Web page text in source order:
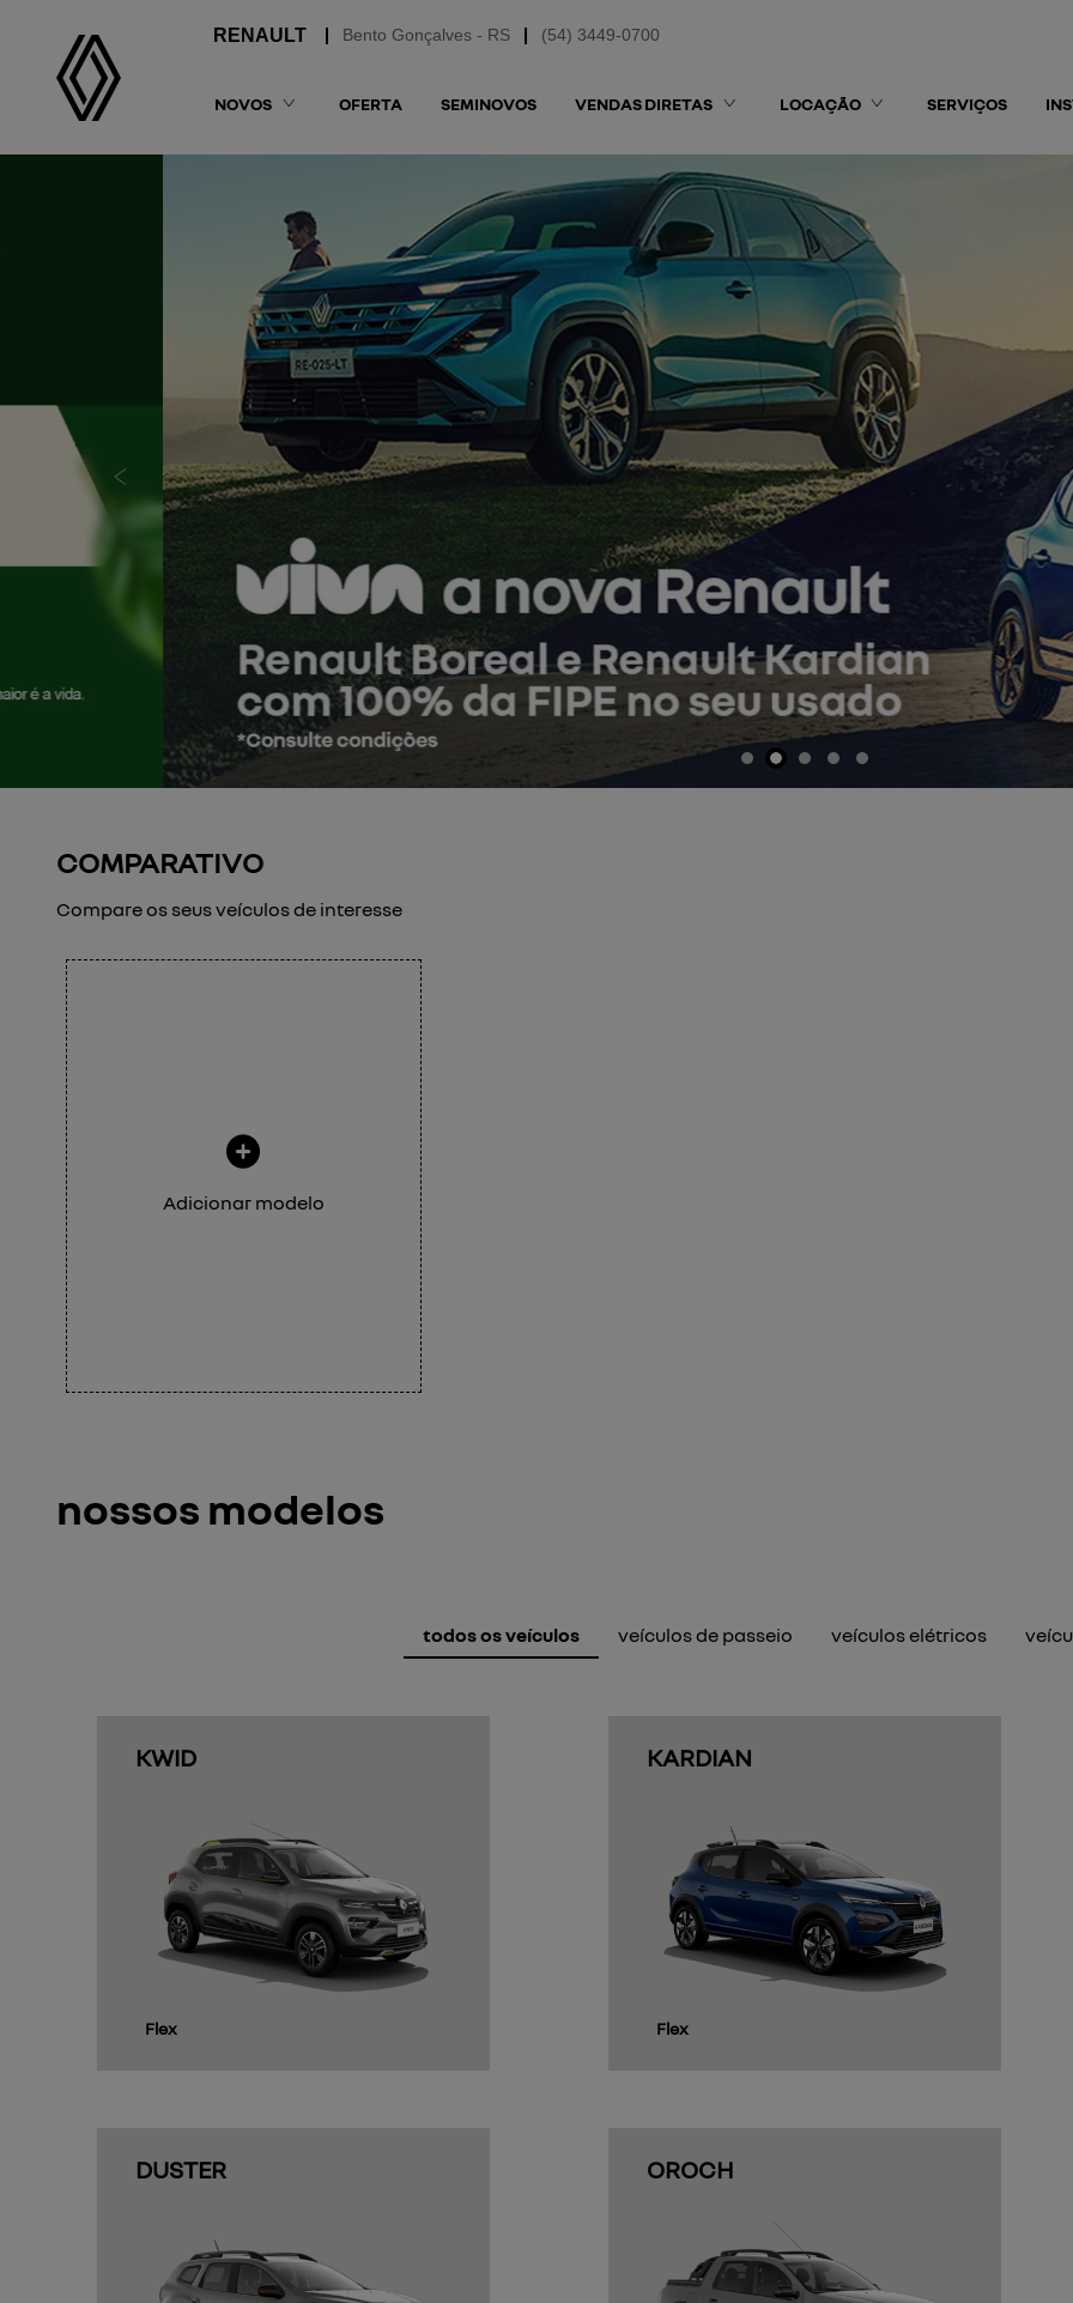
(54) 3449-0700
Bento Gonçalves - RS
NOVOS OFERTA SEMINOVOS VENDAS DIRETAS LOCAÇÃO SERVIÇOS
templates.template-01.components.carousel.texts.control_prev
COMPARATIVO
Compare os seus veículos de interesse
Adicionar modelo
nossos modelos
todos os veículos veículos de passeio veículos elétricos
KWID
Flex
KARDIAN
Flex
DUSTER OROCH